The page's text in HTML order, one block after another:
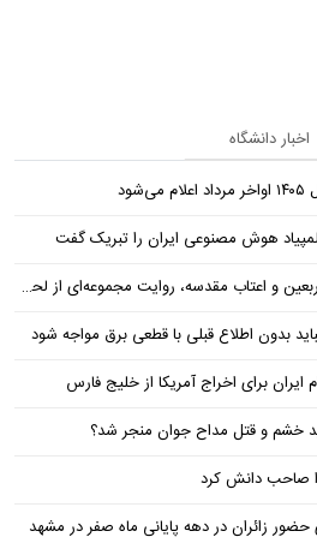
اخبار دانشگاه
هوش مصنوعی ایران را تبریک گفت
و اعتاب مقدسه، روایت مجموعه‌ای از لحظه‌هاست
بدون اطلاع قبلی با قطعی برق مواجه شود
ایران برای اخراج آمریکا از خلیج فارس
خشم و قتل مداح جوان منجر شد؟
صاحب دانش کرد